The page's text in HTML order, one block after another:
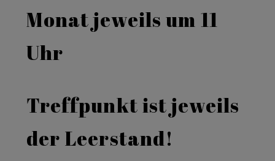
Monat jeweils um 11
Uhr
Treffpunkt ist jeweils
der Leerstand!